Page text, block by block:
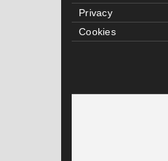
Privacy
Cookies